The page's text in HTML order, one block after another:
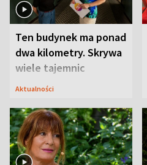
Ten budynek ma ponad
dwa kilometry. Skrywa
wiele tajemnic
Aktualności